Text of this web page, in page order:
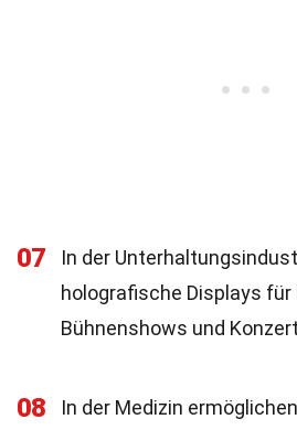
07
In der
holografische Displays
Bühnenshows und
08
In der Medizin